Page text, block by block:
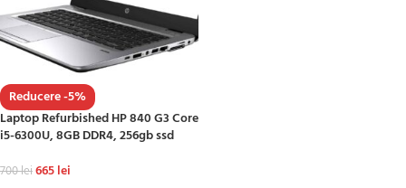
Reducere -5%
Laptop Refurbished HP 840 G3 Core
i5-6300U, 8GB DDR4, 256gb ssd
700lei665lei